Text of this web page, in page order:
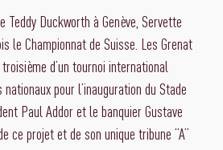
Teddy Duckworth à Genève, Servette
le Championnat de Suisse. Les Grenat
d’un tournoi international
pour l’inauguration du Stade
Paul Addor et le banquier Gustave
ce projet et de son unique tribune “A”